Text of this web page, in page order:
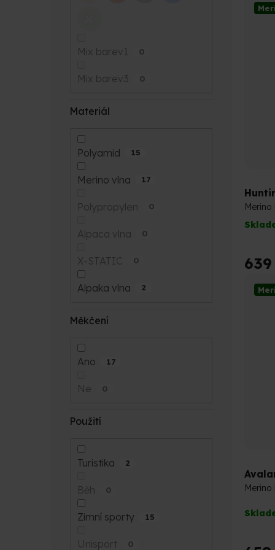
Mix barev1 0
Mix barev3 0
Materiál
Polyamid 15
Merino vlna 17
Polypropylen 0
Alpaca vlna 0
X-STATIC 0
Alpaka vlna 2
Měkčení
Ano 17
Ne 0
Použití
Turistika 2
Běh 0
Zimní sporty 15
Unisport 0
Merino
Merino
je